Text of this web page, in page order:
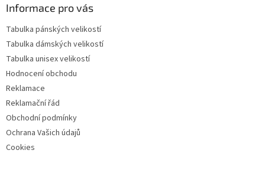
Informace pro vás
Tabulka pánských velikostí
Tabulka dámských velikostí
Tabulka unisex velikostí
Hodnocení obchodu
Reklamace
Reklamační řád
Obchodní podmínky
Ochrana Vašich údajů
Cookies